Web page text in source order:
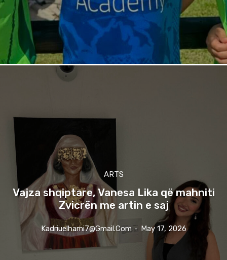
ARTS
Vajza shqiptare, Vanesa Lika që mahniti
Zvicrën me artin e saj
Kadriuelhami7@gmail.com - May 17, 2026